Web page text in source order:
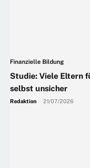
Finanzielle Bildung
Studie: Viele Eltern
selbst unsicher
Redaktion 21/07/2026